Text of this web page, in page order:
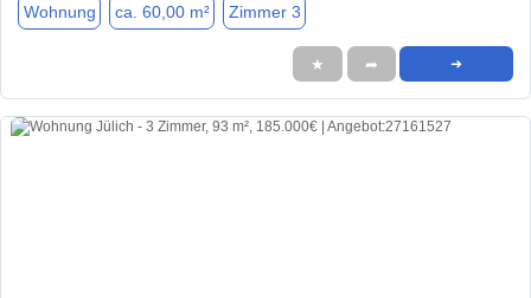
Wohnung ca. 60,00 m² Zimmer 3
★ ➦ ➜